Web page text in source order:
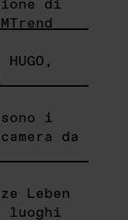
di
sono i
da
Leben
luoghi